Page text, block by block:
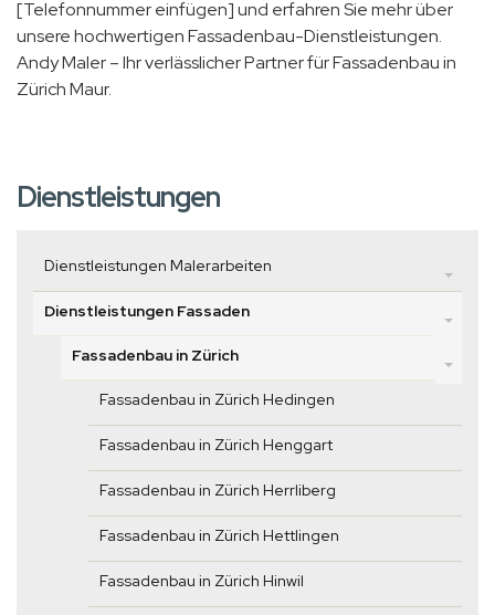
[Telefonnummer einfügen] und erfahren Sie mehr über
unsere hochwertigen Fassadenbau-Dienstleistungen.
Andy Maler – Ihr verlässlicher Partner für Fassadenbau in
Zürich Maur.
Dienstleistungen
Dienstleistungen Malerarbeiten
Dienstleistungen Fassaden
Fassadenbau in Zürich
Fassadenbau in Zürich Hedingen
Fassadenbau in Zürich Henggart
Fassadenbau in Zürich Herrliberg
Fassadenbau in Zürich Hettlingen
Fassadenbau in Zürich Hinwil